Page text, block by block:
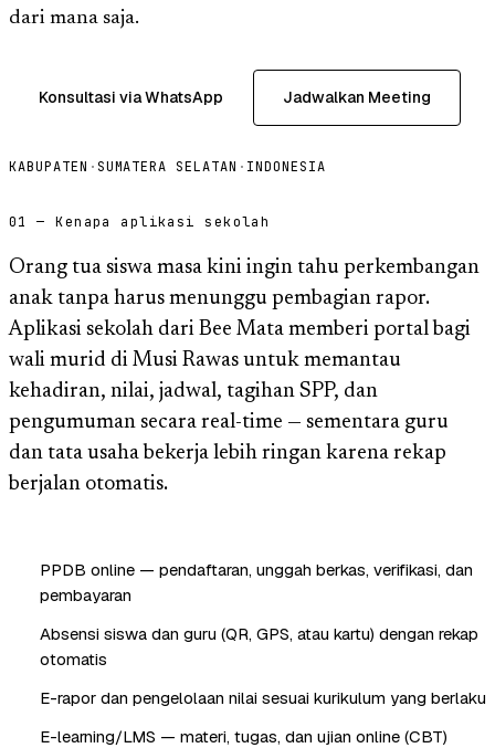
dari mana saja.
Konsultasi via WhatsApp Jadwalkan Meeting
KABUPATEN · SUMATERA SELATAN · INDONESIA
01 — Kenapa aplikasi sekolah
Orang tua siswa masa kini ingin tahu perkembangan
anak tanpa harus menunggu pembagian rapor.
Aplikasi sekolah dari Bee Mata memberi portal bagi
wali murid di Musi Rawas untuk memantau
kehadiran, nilai, jadwal, tagihan SPP, dan
pengumuman secara real-time — sementara guru
dan tata usaha bekerja lebih ringan karena rekap
berjalan otomatis.
PPDB online — pendaftaran, unggah berkas, verifikasi, dan
pembayaran
Absensi siswa dan guru (QR, GPS, atau kartu) dengan rekap
otomatis
E-rapor dan pengelolaan nilai sesuai kurikulum yang berlaku
E-learning/LMS — materi, tugas, dan ujian online (CBT)